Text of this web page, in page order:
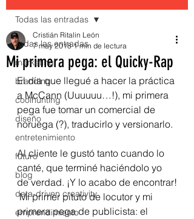
Todas las entradas
marketing
branding
coolhunting
diseño
entretenimiento
futuro
blog
data-driven creativity
emprendimiento
Todas las entradas
Mi primera pega: el Quicky-Rap
Cristián Ritalin León
7 may 2018 1 min de lectura
El día que llegué a hacer la práctica
a McCann (Uuuuuu…!), mi primera
pega fue tomar un comercial de
noruega (?), traducirlo y versionarlo.
Al cliente le gustó tanto cuando lo
canté, que terminé haciéndolo yo
de verdad. ¡Y lo acabo de encontrar!
Mi primer pituto de locutor y mi
primera pega de publicista: el